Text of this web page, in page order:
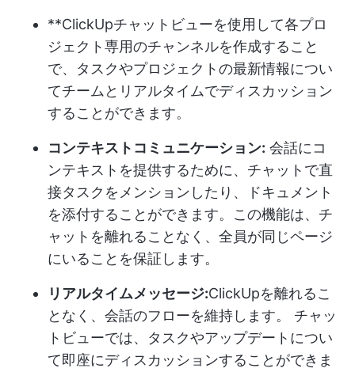
**ClickUpチャットビューを使用して各プロ
ジェクト専用のチャンネルを作成すること
で、タスクやプロジェクトの最新情報につい
てチームとリアルタイムでディスカッション
することができます。
コンテキストコミュニケーション: 会話にコ
ンテキストを提供するために、チャットで直
接タスクをメンションしたり、ドキュメント
を添付することができます。この機能は、チ
ャットを離れることなく、全員が同じページ
にいることを保証します。
リアルタイムメッセージ:ClickUpを離れるこ
となく、会話のフローを維持します。 チャッ
トビューでは、タスクやアップデートについ
て即座にディスカッションすることができま